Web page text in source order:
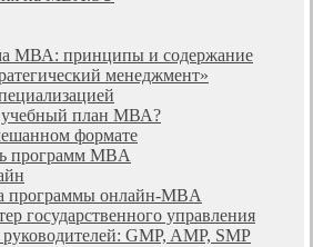
МВА: принципы и содержание
менеджмент»
учебный план МВА?
формате
программ MBA
программы онлайн-MBA
государственного управления
GMP, AMP, SMP